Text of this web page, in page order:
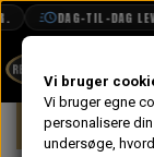
DAG-TIL-DAG
BOOK TID
Forside
Vi bruger
Vi bruger egne
personalisere
undersøge,